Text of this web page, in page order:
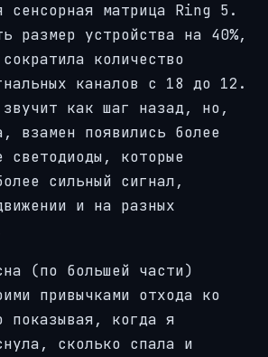
сенсорная матрица Ring 5.
размер устройства на 40%,
количество
каналов с 18 до 12.
как шаг назад, но,
взамен появились более
светодиоды, которые
сильный сигнал,
и на разных
(по большей части)
привычками отхода ко
показывая, когда я
сколько спала и